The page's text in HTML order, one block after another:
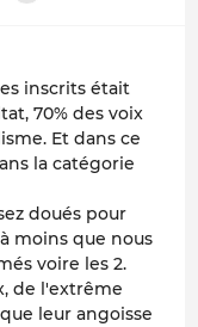
inscrits était
70% des voix
Et dans ce
la catégorie
doués pour
moins que nous
voire les 2.
de l'extrême
leur angoisse